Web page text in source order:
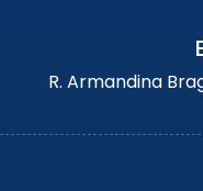
R. Armandina